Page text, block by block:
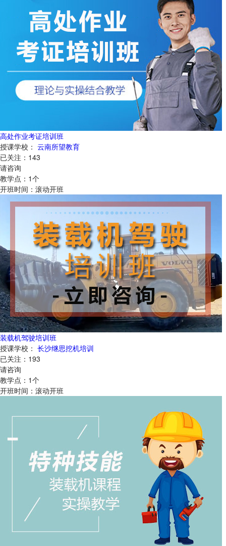
高处作业考证培训班
授课学校： 云南所望教育
已关注： 143
请咨询
教学点： 1个
开班时间： 滚动开班
装载机驾驶培训班
授课学校： 长沙继思挖机培训
已关注： 193
请咨询
教学点： 1个
开班时间： 滚动开班